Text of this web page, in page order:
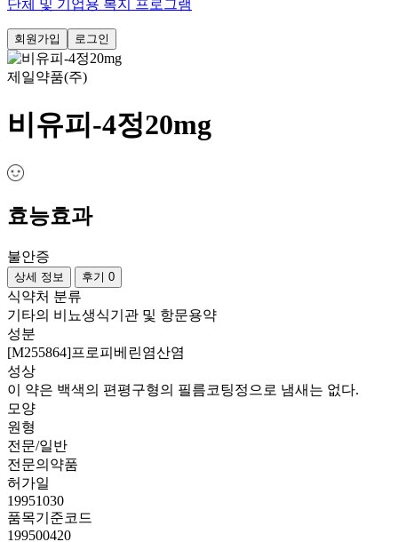
단체 및 기업용 복지 프로그램
회원가입 로그인
제일약품(주)
비유피-4정20mg
효능효과
불안증
상세 정보 후기 0
식약처 분류
기타의 비뇨생식기관 및 항문용약
성분
[M255864]프로피베린염산염
성상
이 약은 백색의 편평구형의 필름코팅정으로 냄새는 없다.
모양
원형
전문/일반
전문의약품
허가일
19951030
품목기준코드
199500420